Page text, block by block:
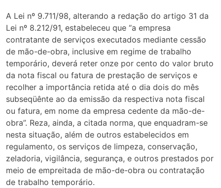
A Lei nº 9.711/98, alterando a redação do artigo 31 da
Lei nº 8.212/91, estabeleceu que “a empresa
contratante de serviços executados mediante cessão
de mão-de-obra, inclusive em regime de trabalho
temporário, deverá reter onze por cento do valor bruto
da nota fiscal ou fatura de prestação de serviços e
recolher a importância retida até o dia dois do mês
subseqüênte ao da emissão da respectiva nota fiscal
ou fatura, em nome da empresa cedente da mão-de-
obra”. Reza, ainda, a citada norma, que enquadram-se
nesta situação, além de outros estabelecidos em
regulamento, os serviços de limpeza, conservação,
zeladoria, vigilância, segurança, e outros prestados por
meio de empreitada de mão-de-obra ou contratação
de trabalho temporário.